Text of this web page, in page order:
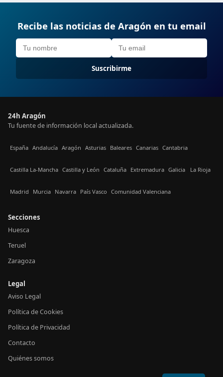
Recibe las noticias de Aragón en tu email
Suscribirme
24h Aragón
Tu fuente de información local actualizada.
España Andalucía Aragón Asturias Baleares Canarias Cantabria
Castilla La-Mancha Castilla y León Cataluña Extremadura Galicia La Rioja
Madrid Murcia Navarra País Vasco Comunidad Valenciana
Secciones
Huesca
Teruel
Zaragoza
Legal
Aviso Legal
Política de Cookies
Política de Privacidad
Contacto
Quiénes somos